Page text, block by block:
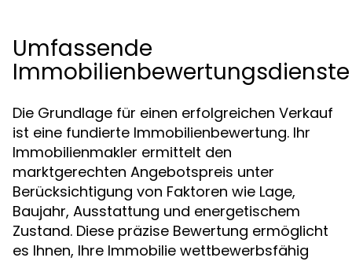
Umfassende
Immobilienbewertungsdienste
Die Grundlage für einen erfolgreichen Verkauf
ist eine fundierte Immobilienbewertung. Ihr
Immobilienmakler ermittelt den
marktgerechten Angebotspreis unter
Berücksichtigung von Faktoren wie Lage,
Baujahr, Ausstattung und energetischem
Zustand. Diese präzise Bewertung ermöglicht
es Ihnen, Ihre Immobilie wettbewerbsfähig